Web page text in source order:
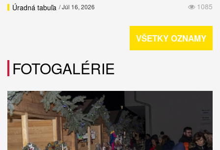
1085
Úradná tabuľa / Júl 16, 2026
VŠETKY OZNAMY
FOTOGALÉRIE